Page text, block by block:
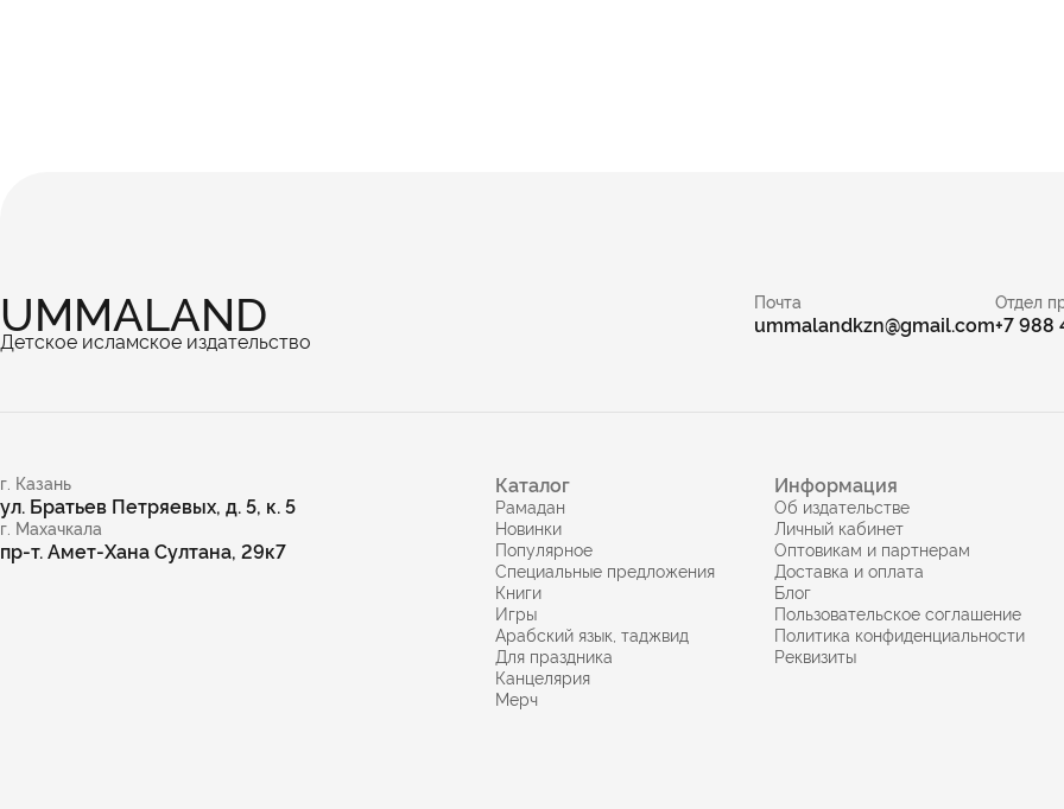
UMMALAND
Детское исламское издательство
Почта
ummalandkzn@gmail.com
Отдел
+7 988
г. Казань
ул. Братьев Петряевых, д. 5, к. 5
г. Махачкала
пр-т. Амет-Хана Султана, 29к7
Каталог
Рамадан
Новинки
Популярное
Специальные предложения
Книги
Игры
Арабский язык, таджвид
Для праздника
Канцелярия
Мерч
Информация
Об издательстве
Личный кабинет
Оптовикам и партнерам
Доставка и оплата
Блог
Пользовательское соглашение
Политика конфиденциальности
Реквизиты